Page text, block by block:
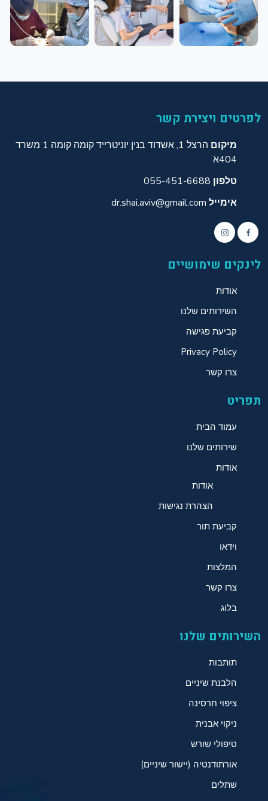
לפרטים ויצירת קשר
מיקום
הרצל 1, אשדוד בנין יוניטרייד קומה קומה 1 משרד
404א
טלפון 055-451-6688
אימייל dr.shai.aviv@gmail.com
לינקים שימושיים
אודות
השירותים שלנו
קביעת פגישה
Privacy Policy
צרו קשר
תפריט
עמוד הבית
שירותים שלנו
אודות
אודות
הצהרת נגישות
קביעת תור
וידאו
המלצות
צרו קשר
בלוג
השירותים שלנו
תותבות
הלבנת שיניים
ציפוי חרסינה
ניקוי אבנית
טיפולי שורש
אורתודנטיה (יישור שיניים)
שתלים